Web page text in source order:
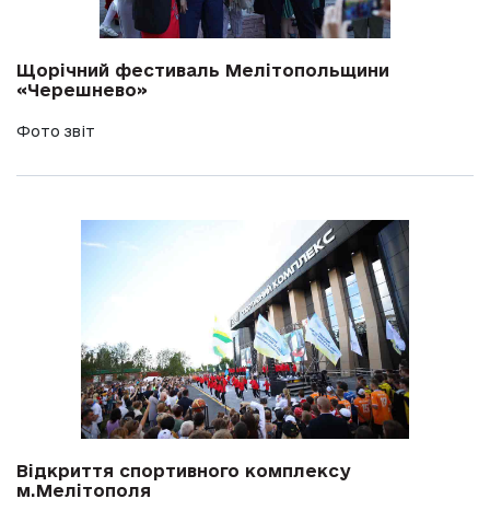
Щорічний фестиваль Мелітопольщини
«Черешнево»
Фото звіт
Відкриття спортивного комплексу
м.Мелітополя